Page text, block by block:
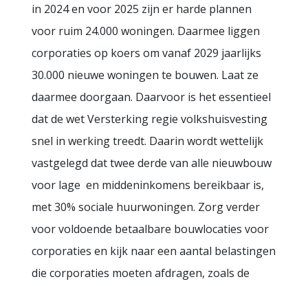
in 2024 en voor 2025 zijn er harde plannen
voor ruim 24.000 woningen. Daarmee liggen
corporaties op koers om vanaf 2029 jaarlijks
30.000 nieuwe woningen te bouwen. Laat ze
daarmee doorgaan. Daarvoor is het essentieel
dat de wet Versterking regie volkshuisvesting
snel in werking treedt. Daarin wordt wettelijk
vastgelegd dat twee derde van alle nieuwbouw
voor lage en middeninkomens bereikbaar is,
met 30% sociale huurwoningen. Zorg verder
voor voldoende betaalbare bouwlocaties voor
corporaties en kijk naar een aantal belastingen
die corporaties moeten afdragen, zoals de